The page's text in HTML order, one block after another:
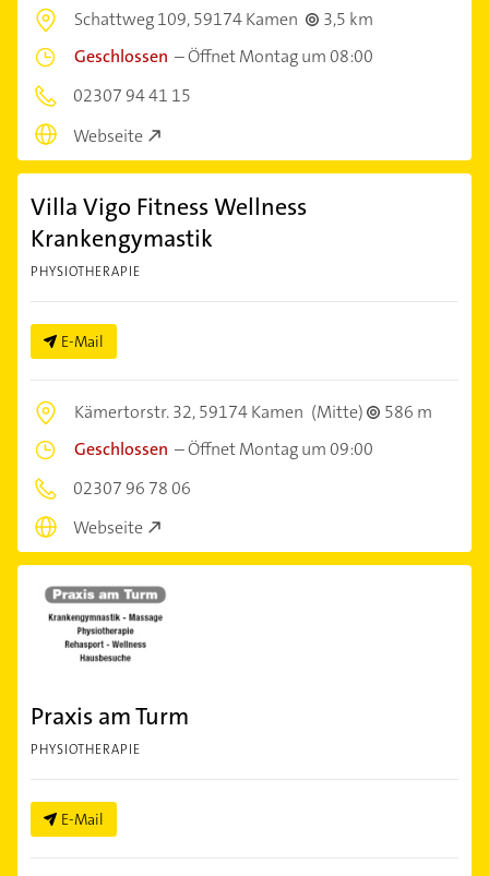
Schattweg 109,59174 Kamen
3,5 km
Geschlossen –Öffnet Montag um 08:00
02307 94 41 15
Webseite
Villa Vigo Fitness Wellness
Krankengymastik
PHYSIOTHERAPIE
E-Mail
Kämertorstr. 32,59174 Kamen (Mitte)
586 m
Geschlossen –Öffnet Montag um 09:00
02307 96 78 06
Webseite
Praxis am Turm
PHYSIOTHERAPIE
E-Mail